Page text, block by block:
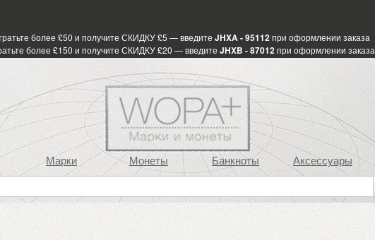
более £50 и получите СКИДКУ £5 — введите JHXA - 95112 при оформлении заказа
более £150 и получите СКИДКУ £20 — введите JHXB - 87012 при оформлении заказа
Марки Монеты Банкноты Аксессуары